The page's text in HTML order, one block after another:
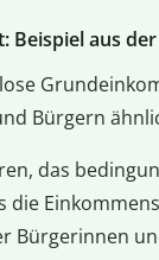
Beispiel aus
Bürgern
das
die
Bürgerinnen